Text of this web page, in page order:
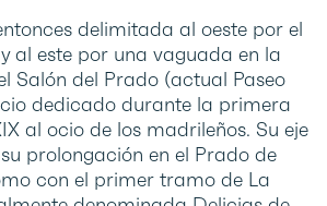
delimitada al oeste por el
al este por una vaguada en la
Salón del Prado (actual Paseo
dedicado durante la primera
al ocio de los madrileños. Su eje
prolongación en el Prado de
con el primer tramo de La